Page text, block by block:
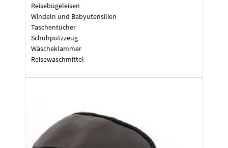
Reisebügeleisen
Windeln und Babyutensilien
Taschentücher
Schuhputzzeug
Wäscheklammer
Reisewaschmittel